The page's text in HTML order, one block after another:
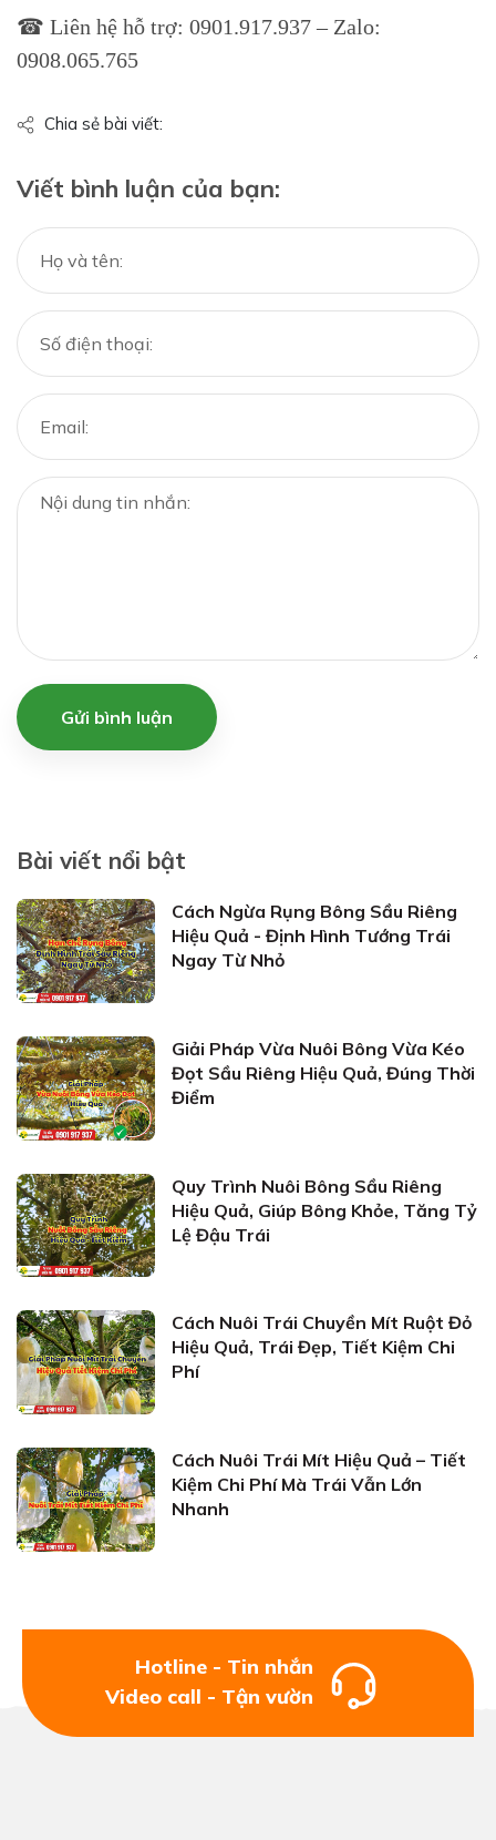
☎ Liên hệ hỗ trợ: 0901.917.937 – Zalo:
0908.065.765
Chia sẻ bài viết:
Viết bình luận của bạn:
Gửi bình luận
Bài viết nổi bật
Cách Ngừa Rụng Bông Sầu Riêng
Hiệu Quả - Định Hình Tướng Trái
Ngay Từ Nhỏ
Giải Pháp Vừa Nuôi Bông Vừa Kéo
Đọt Sầu Riêng Hiệu Quả, Đúng Thời
Điểm
Quy Trình Nuôi Bông Sầu Riêng
Hiệu Quả, Giúp Bông Khỏe, Tăng Tỷ
Lệ Đậu Trái
Cách Nuôi Trái Chuyền Mít Ruột Đỏ
Hiệu Quả, Trái Đẹp, Tiết Kiệm Chi
Phí
Cách Nuôi Trái Mít Hiệu Quả – Tiết
Kiệm Chi Phí Mà Trái Vẫn Lớn
Nhanh
Hotline - Tin nhắn
Video call - Tận vườn